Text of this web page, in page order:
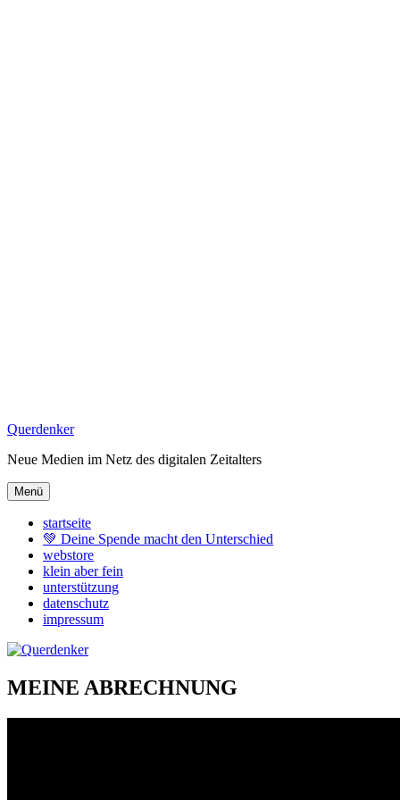
Zum
springen
Querdenker
Neue Medien im Netz des digitalen Zeitalters
Menü
startseite
💚 Deine Spende macht den Unterschied
webstore
klein aber fein
unterstützung
datenschutz
impressum
MEINE ABRECHNUNG